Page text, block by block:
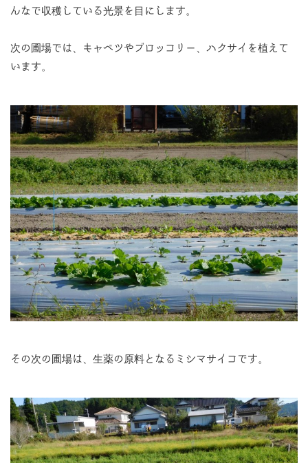
んなで収穫している光景を目にします。
次の圃場では、キャベツやブロッコリー、ハクサイを植えて
います。
その次の圃場は、生薬の原料となるミシマサイコです。